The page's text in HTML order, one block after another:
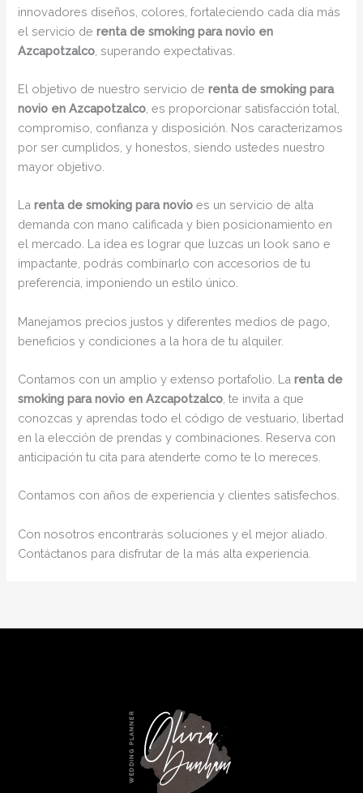
innovadores diseños, colores, fortaleciendo cada día más
el servicio derenta de smoking para novio en
Azcapotzalco , superando expectativas.
El objetivo de nuestro servicio derenta de smoking para
novio en Azcapotzalco , es proporcionar satisfacción total,
compromiso, confianza y disposición. Nos caracterizamos
por ser cumplidos, y honestos, siendo ustedes nuestro
mayor objetivo.
Larenta de smoking para novioes un servicio de alta
demanda con mano calificada y bien posicionamiento en
el mercado. La idea es lograr que luzcas un look sano e
impactante, podrás combinarlo con accesorios de tu
preferencia, imponiendo un estilo único.
Manejamos precios justos y diferentes medios de pago,
beneficios y condiciones a la hora de tu alquiler.
Contamos con un amplio y extenso portafolio. Larenta de
smoking para novio en Azcapotzalco , te invita a que
conozcas y aprendas todo el código de vestuario, libertad
en la elección de prendas y combinaciones. Reserva con
anticipación tu cita para atenderte como te lo mereces.
Contamos con años de experiencia y clientes satisfechos.
Con nosotros encontrarás soluciones y el mejor aliado.
Contáctanos para disfrutar de la más alta experiencia.